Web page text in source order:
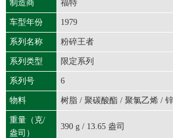
制造商 福特
车型年份 1979
系列名称 粉碎王者
系列类型 限定系列
系列号 6
物料 树脂 / 聚碳酸酯 / 聚氯乙烯 /
重量（克/
盎司）
390 g / 13.65 盎司